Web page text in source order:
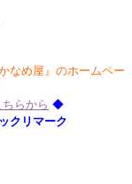
なめ屋』のホームペー
ちらから ◆